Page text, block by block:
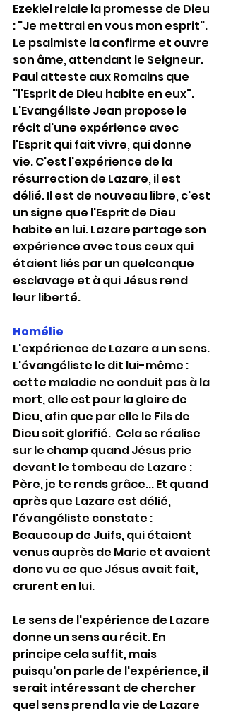
Ezekiel relaie la promesse de Dieu
: "Je mettrai en vous mon esprit".
Le psalmiste la confirme et ouvre
son âme, attendant le Seigneur.
Paul atteste aux Romains que
"l'Esprit de Dieu habite en eux".
L'Evangéliste Jean propose le
récit d'une expérience avec
l'Esprit qui fait vivre, qui donne
vie. C'est l'expérience de la
résurrection de Lazare, il est
délié. Il est de nouveau libre, c'est
un signe que l'Esprit de Dieu
habite en lui. Lazare partage son
expérience avec tous ceux qui
étaient liés par un quelconque
esclavage et à qui Jésus rend
leur liberté.
Homélie
L'expérience de Lazare a un sens.
L'évangéliste le dit lui-même :
cette maladie ne conduit pas à la
mort, elle est pour la gloire de
Dieu, afin que par elle le Fils de
Dieu soit glorifié.  Cela se réalise
sur le champ quand Jésus prie
devant le tombeau de Lazare :
Père, je te rends grâce... Et quand
après que Lazare est délié,
l'évangéliste constate :
Beaucoup de Juifs, qui étaient
venus auprès de Marie et avaient
donc vu ce que Jésus avait fait,
crurent en lui.
Le sens de l'expérience de Lazare
donne un sens au récit. En
principe cela suffit, mais
puisqu'on parle de l'expérience, il
serait intéressant de chercher
quel sens prend la vie de Lazare